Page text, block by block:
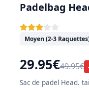
Padelbag
Moyen (2-3
29.95€49.95€
Sac de padel Head.